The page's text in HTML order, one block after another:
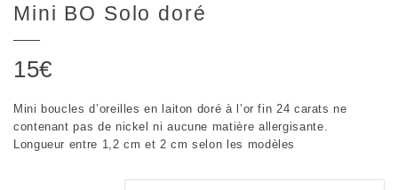
Mini BO Solo doré
15€
Mini boucles d’oreilles en laiton doré à l’or fin 24 carats ne
contenant pas de nickel ni aucune matière allergisante.
Longueur entre 1,2 cm et 2 cm selon les modèles